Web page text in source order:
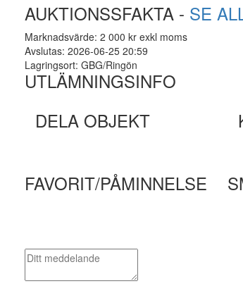
AUKTIONSSFAKTA - SE
Marknadsvärde: 2 000 kr exkl moms
Avslutas: 2026-06-25 20:59
Lagringsort: GBG/Ringön
UTLÄMNINGSINFO
DELA OBJEKT
FAVORIT/PÅMINNELSE